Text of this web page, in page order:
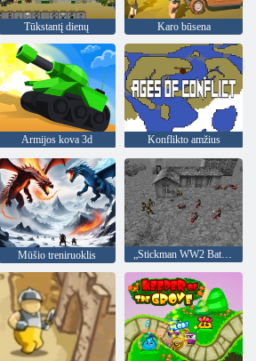
Tūkstantį dienų Karo būsena
Armijos kova 3d Konflikto amžius
Mūšio treniruoklis „Stickman WW2 Battle Simulator“